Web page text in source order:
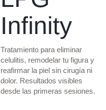
Infinity
Tratamiento para eliminar
celulitis, remodelar tu figura y
reafirmar la piel sin cirugía ni
dolor. Resultados visibles
desde las primeras sesiones.